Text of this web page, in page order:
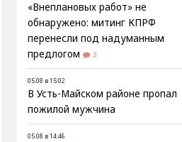
«Внеплановых работ» не
обнаружено: митинг КПРФ
перенесли под надуманным
предлогом
3
05.08 в 15:02
В Усть-Майском районе пропал
пожилой мужчина
05.08 в 14:46